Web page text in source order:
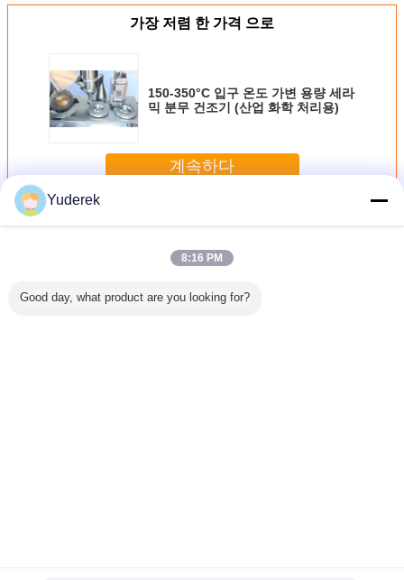
가장 저렴 한 가격 으로
150-350°C 입구 온도 가변 용량 세라
믹 분무 건조기 (산업 화학 처리용)
계속하다
더 많은 것
Yuderek
8:16 PM
Good day, what product are you looking for?